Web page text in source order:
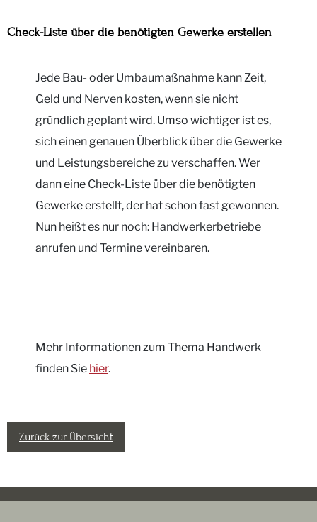
Zurück zur Übersicht
Check-Liste über die benötigten Gewerke erstellen
Jede Bau- oder Umbaumaßnahme kann Zeit,
Geld und Nerven kosten, wenn sie nicht
gründlich geplant wird. Umso wichtiger ist es,
sich einen genauen Überblick über die Gewerke
und Leistungsbereiche zu verschaffen. Wer
dann eine Check-Liste über die benötigten
Gewerke erstellt, der hat schon fast gewonnen.
Nun heißt es nur noch: Handwerkerbetriebe
anrufen und Termine vereinbaren.
Mehr Informationen zum Thema Handwerk
finden Sie hier.